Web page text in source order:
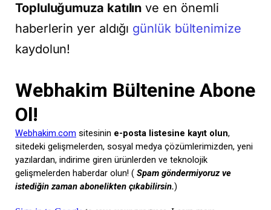
Topluluğumuza katılın ve en önemli
haberlerin yer aldığı günlük bültenimize
kaydolun!